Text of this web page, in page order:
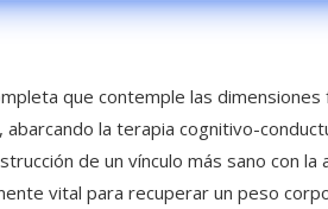
que contemple las dimensiones
la terapia cognitivo-
de un vínculo más sano con la
vital para recuperar un peso